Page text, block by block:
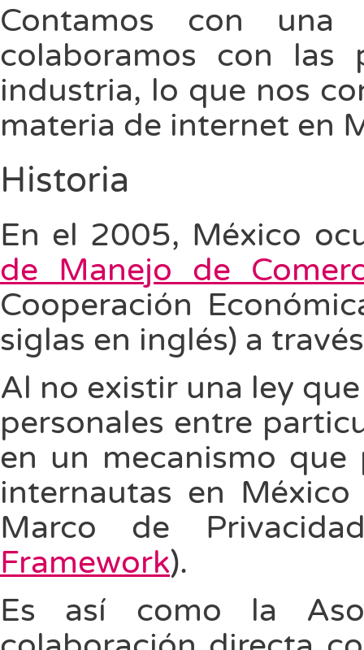
Contamos con
colaboramos con las
industria, lo que nos
materia de internet en
Historia
En el 2005, México
de Manejo de
Cooperación
siglas en inglés) a
Al no existir una ley
personales entre
en un mecanismo
internautas en
Marco de
Framework).
Es así como la